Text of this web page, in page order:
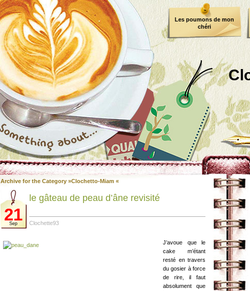
Les poumons de mon
chéri
Archive for the Category »Clochetto-Miam «
21
Sep
le gâteau de peau d’âne revisité
Clochette93
J’avoue que le
cake m’étant
resté en travers
du gosier à force
de rire, il faut
absolument que